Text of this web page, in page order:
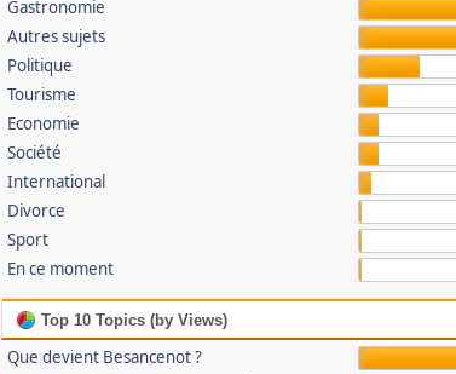
Gastronomie
Autres sujets
Politique
Tourisme
Economie
Société
International
Divorce
Sport
En ce moment
Top 10 Topics (by Views)
Que devient Besancenot ?